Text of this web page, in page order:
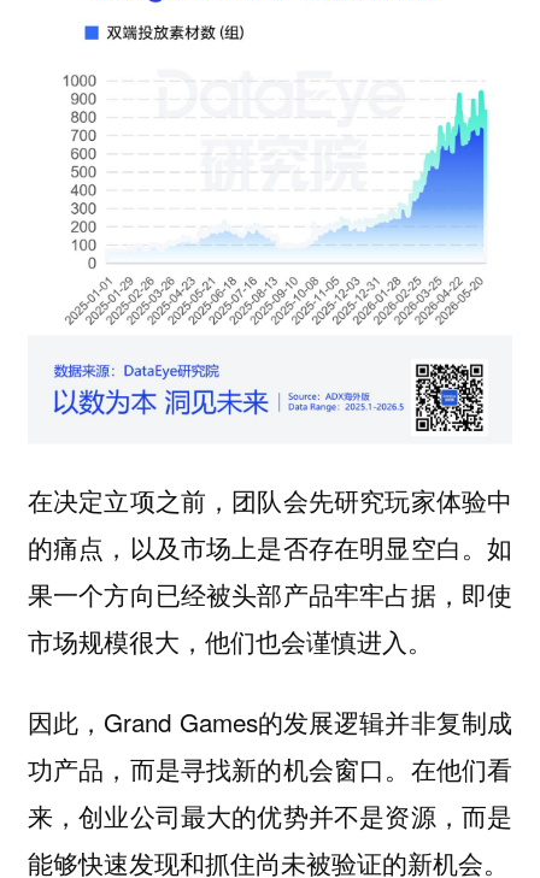
在决定立项之前，团队会先研究玩家体验中
的痛点，以及市场上是否存在明显空白。如
果一个方向已经被头部产品牢牢占据，即使
市场规模很大，他们也会谨慎进入。
因此，Grand Games的发展逻辑并非复制成
功产品，而是寻找新的机会窗口。在他们看
来，创业公司最大的优势并不是资源，而是
能够快速发现和抓住尚未被验证的新机会。